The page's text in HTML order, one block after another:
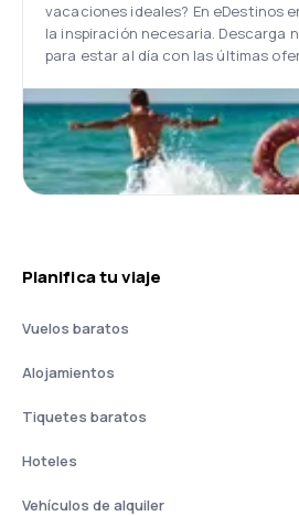
vacaciones ideales? En eDestinos
la inspiración necesaria. Descarga
para estar al día con las últimas
Planifica tu viaje
Vuelos baratos
Alojamientos
Tiquetes baratos
Hoteles
Vehículos de alquiler